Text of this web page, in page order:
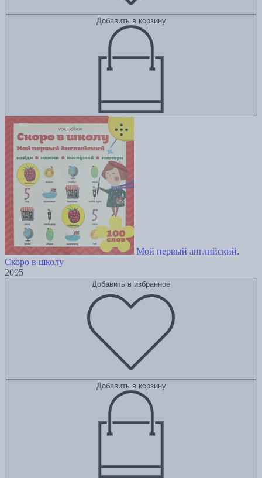
Добавить в корзину
Мой первый английский.
Скоро в школу
2095
Добавить в избранное
Добавить в корзину